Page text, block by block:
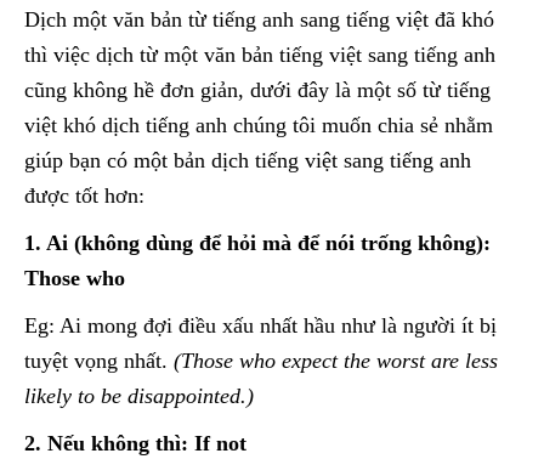
Dịch một văn bản từ tiếng anh sang tiếng việt đã khó
thì việc dịch từ một văn bản tiếng việt sang tiếng anh
cũng không hề đơn giản, dưới đây là một số từ tiếng
việt khó dịch tiếng anh chúng tôi muốn chia sẻ nhằm
giúp bạn có một bản dịch tiếng việt sang tiếng anh
được tốt hơn:
1. Ai (không dùng để hỏi mà để nói trống không):
Those who
Eg: Ai mong đợi điều xấu nhất hầu như là người ít bị
tuyệt vọng nhất. (Those who expect the worst are less
likely to be disappointed.)
2. Nếu không thì: If not